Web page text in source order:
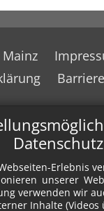
Datenschutz
Erlebnis
unserer
verwenden wir
Inhalte (Videos